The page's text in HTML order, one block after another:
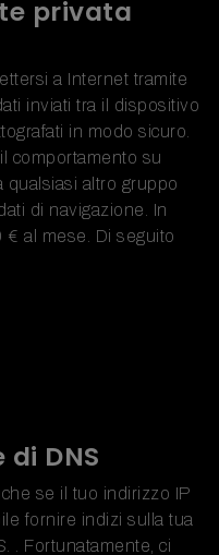
privata
a Internet tramite
inviati tra il dispositivo
in modo sicuro.
comportamento su
qualsiasi altro gruppo
di navigazione. In
al mese. Di seguito
DNS
se il tuo indirizzo IP
fornire indizi sulla tua
. Fortunatamente, ci